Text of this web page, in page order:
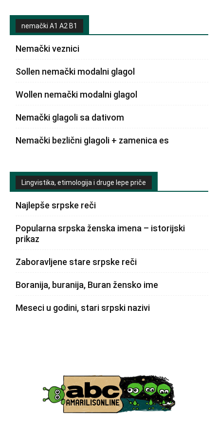
nemački A1 A2 B1
Nemački veznici
Sollen nemački modalni glagol
Wollen nemački modalni glagol
Nemački glagoli sa dativom
Nemački bezlični glagoli + zamenica es
Lingvistika, etimologija i druge lepe priče
Najlepše srpske reči
Popularna srpska ženska imena – istorijski
prikaz
Zaboravljene stare srpske reči
Boranija, buranija, Buran žensko ime
Meseci u godini, stari srpski nazivi